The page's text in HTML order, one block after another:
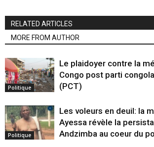
RELATED ARTICLES
MORE FROM AUTHOR
Politique
Le plaidoyer contre la
Congo post parti
(PCT)
Politique
Les voleurs en deuil: la
Ayessa révèle la
Andzimba au coeur du